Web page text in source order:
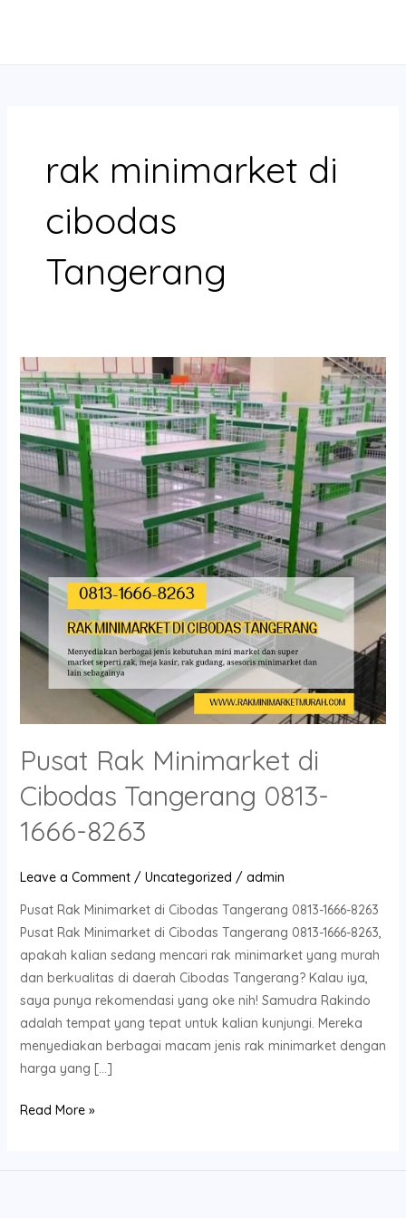
rak minimarket di
cibodas
Tangerang
Pusat Rak Minimarket di
Cibodas Tangerang 0813-
1666-8263
Leave a Comment / Uncategorized / admin
Pusat Rak Minimarket di Cibodas Tangerang 0813-1666-8263
Pusat Rak Minimarket di Cibodas Tangerang 0813-1666-8263,
apakah kalian sedang mencari rak minimarket yang murah
dan berkualitas di daerah Cibodas Tangerang? Kalau iya,
saya punya rekomendasi yang oke nih! Samudra Rakindo
adalah tempat yang tepat untuk kalian kunjungi. Mereka
menyediakan berbagai macam jenis rak minimarket dengan
harga yang […]
Pusat
Rak
Minimarket
di
Cibodas
Tangerang
0813-
1666-
8263
Read More »